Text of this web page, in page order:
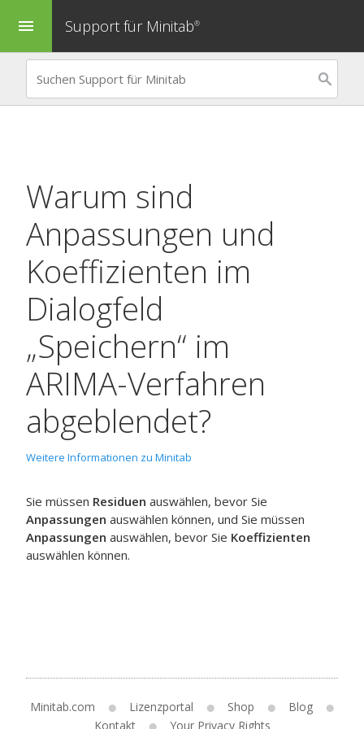
menu Support für Minitab®
Warum sind
Anpassungen und
Koeffizienten im
Dialogfeld
„Speichern“ im
ARIMA-Verfahren
abgeblendet?
Weitere Informationen zu Minitab
Sie müssen Residuen auswählen, bevor Sie
Anpassungen auswählen können, und Sie müssen
Anpassungen auswählen, bevor Sie Koeffizienten
auswählen können.
Minitab.com Lizenzportal Shop
Blog
Kontakt
Your Privacy Rights